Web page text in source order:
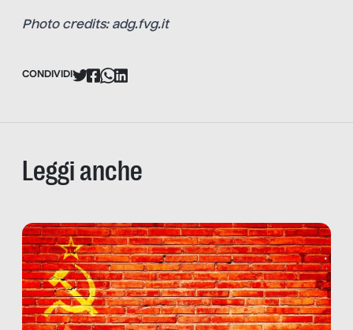
Photo credits: adg.fvg.it
CONDIVIDI
Leggi anche